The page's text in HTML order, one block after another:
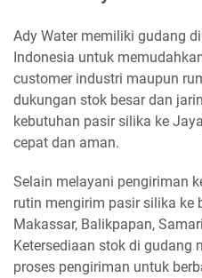
Ady Water memiliki gudang
Indonesia untuk
customer industri maupun
dukungan stok besar dan
kebutuhan pasir silika ke
cepat dan aman.
Selain melayani pengiriman
rutin mengirim pasir silika ke
Makassar, Balikpapan,
Ketersediaan stok di gudang
proses pengiriman untuk